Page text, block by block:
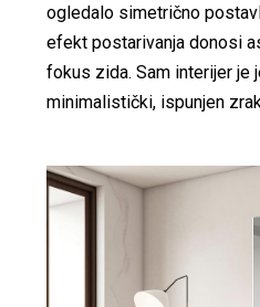
ogledalo simetrično
efekt postarivanja donosi
fokus zida. Sam interijer je
minimalistički, ispunjen